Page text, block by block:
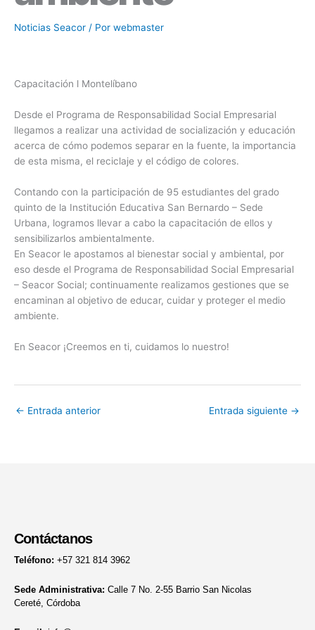
Noticias Seacor / Por webmaster
Capacitación l Montelíbano
Desde el Programa de Responsabilidad Social Empresarial
llegamos a realizar una actividad de socialización y educación
acerca de cómo podemos separar en la fuente, la importancia
de esta misma, el reciclaje y el código de colores.
Contando con la participación de 95 estudiantes del grado
quinto de la Institución Educativa San Bernardo – Sede
Urbana, logramos llevar a cabo la capacitación de ellos y
sensibilizarlos ambientalmente.
En Seacor le apostamos al bienestar social y ambiental, por
eso desde el Programa de Responsabilidad Social Empresarial
– Seacor Social; continuamente realizamos gestiones que se
encaminan al objetivo de educar, cuidar y proteger el medio
ambiente.
En Seacor ¡Creemos en ti, cuidamos lo nuestro!
← Entrada anterior Entrada siguiente →
Contáctanos
Teléfono: +57 321 814 3962
Sede Administrativa: Calle 7 No. 2-55 Barrio San Nicolas
Cereté, Córdoba